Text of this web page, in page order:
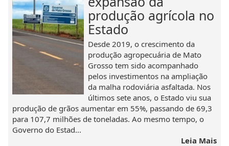
produção agrícola no
Estado
Desde 2019, o crescimento da
produção agropecuária de Mato
Grosso tem sido acompanhado
pelos investimentos na ampliação
da malha rodoviária asfaltada. Nos
últimos sete anos, o Estado viu sua
produção de grãos aumentar em 55%, passando de 69,3
para 107,7 milhões de toneladas. Ao mesmo tempo, o
Governo do Estad...
Leia Mais